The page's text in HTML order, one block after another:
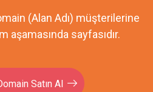
(Alan Adı) müşterilerine
aşamasında sayfasıdır.
Satın Al